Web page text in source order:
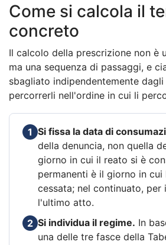
Come si calcola il
concreto
Il calcolo della prescrizione non è
ma una sequenza di passaggi, e
sbagliato indipendentemente
percorrerli nell'ordine in cui li
1 Si fissa la data di
della denuncia, non quella
giorno in cui il reato si è
permanenti è il giorno in cui
cessata; nel continuato,
l'ultimo atto.
2 Si individua il regime. In
una delle tre fasce della